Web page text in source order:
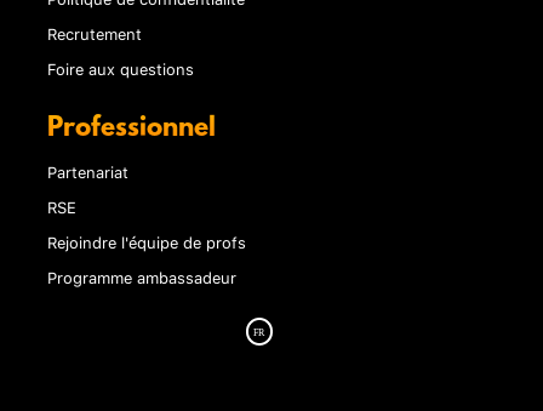
Recrutement
Foire aux questions
Professionnel
Partenariat
RSE
Rejoindre l'équipe de profs
Programme ambassadeur